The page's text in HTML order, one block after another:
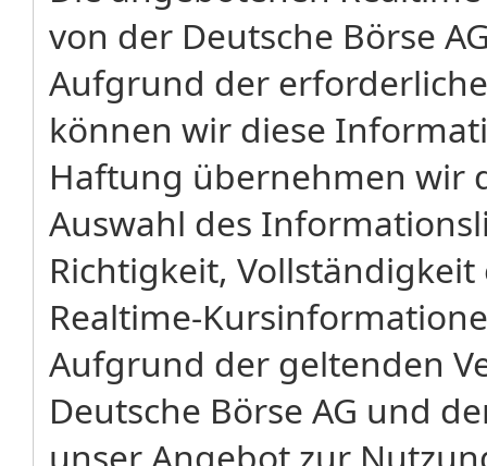
von der Deutsche Börse
Aufgrund der
können wir diese
Haftung übernehmen wir
Auswahl des
Richtigkeit,
Realtime-
Aufgrund der geltenden
Deutsche Börse AG und